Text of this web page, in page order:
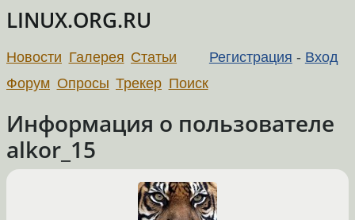
LINUX.ORG.RU
Регистрация - Вход
Новости Галерея Статьи
Форум Опросы Трекер Поиск
Информация о пользователе
alkor_15